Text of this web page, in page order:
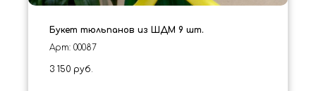
Букет тюльпанов из ШДМ 9 шт.
Арт: 00087
3 150 руб.